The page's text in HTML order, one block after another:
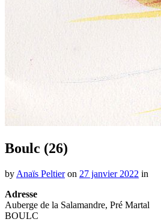
Boulc (26)
by Anaïs Peltieron 27 janvier 2022 in
Adresse
Auberge de la Salamandre, Pré Martal
BOULC